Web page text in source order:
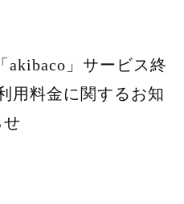
akibaco」サービス終
用料金に関するお知
せ